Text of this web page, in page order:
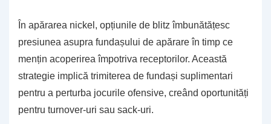
În apărarea nickel, opțiunile de blitz îmbunătățesc
presiunea asupra fundașului de apărare în timp ce
mențin acoperirea împotriva receptorilor. Această
strategie implică trimiterea de fundași suplimentari
pentru a perturba jocurile ofensive, creând oportunități
pentru turnover-uri sau sack-uri.